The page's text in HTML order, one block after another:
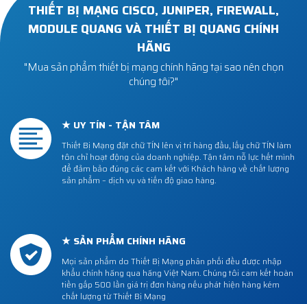
THIẾT BỊ MẠNG CISCO, JUNIPER, FIREWALL,
MODULE QUANG VÀ THIẾT BỊ QUANG CHÍNH
HÃNG
"Mua sản phẩm thiết bị mạng chính hãng tại sao nên chọn
chúng tôi?"
★ UY TÍN - TẬN TÂM
Thiết Bị Mạng đặt chữ TÍN lên vị trí hàng đầu, lấy chữ TÍN làm
tôn chỉ hoạt động của doanh nghiệp. Tận tâm nỗ lực hết mình
để đảm bảo đúng các cam kết với Khách hàng về chất lượng
sản phẩm – dịch vụ và tiến độ giao hàng.
★ SẢN PHẨM CHÍNH HÃNG
Mọi sản phẩm do Thiết Bị Mạng phân phối đều được nhập
khẩu chính hãng qua hãng Việt Nam. Chúng tôi cam kết hoàn
tiền gấp 500 lần giá trị đơn hàng nếu phát hiện hàng kém
chất lượng từ Thiết Bị Mạng